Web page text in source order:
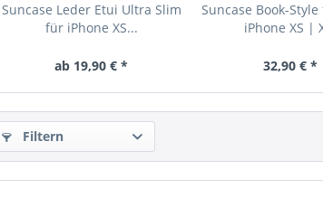
Suncase Leder Etui Ultra Slim
für iPhone XS...
ab 19,90 € *
Suncase Book-
iPhone XS |
32,90 € *
Filtern